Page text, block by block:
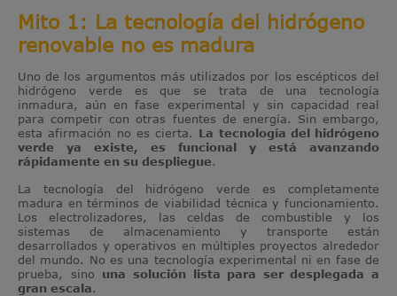
Mito 1: La tecnología del hidrógeno
renovable no es madura
Uno de los argumentos más utilizados por los escépticos del
hidrógeno verde es que se trata de una tecnología
inmadura, aún en fase experimental y sin capacidad real
para competir con otras fuentes de energía. Sin embargo,
esta afirmación no es cierta. La tecnología del hidrógeno
verde ya existe, es funcional y está avanzando
rápidamente en su despliegue.
La tecnología del hidrógeno verde es completamente
madura en términos de viabilidad técnica y funcionamiento.
Los electrolizadores, las celdas de combustible y los
sistemas de almacenamiento y transporte están
desarrollados y operativos en múltiples proyectos alrededor
del mundo. No es una tecnología experimental ni en fase de
prueba, sino una solución lista para ser desplegada a
gran escala.